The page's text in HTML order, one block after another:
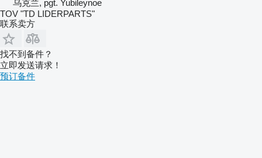
乌克兰, pgt. Yubileynoe
TOV "TD LIDERPARTS"
联系卖方
找不到备件？
立即发送请求！
预订备件